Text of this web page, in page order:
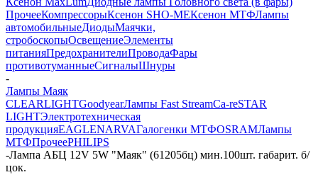
ПрочееКомпрессорыКсенон SHO-MEКсенон МТФЛампы
автомобильныеДиодыМаячки,
стробоскопыОсвещениеЭлементы
питанияПредохранителиПроводаФары
противотуманныеСигналыШнуры
-
Лампы Маяк
CLEARLIGHTGoodyearЛампы Fast StreamCa-reSTAR
LIGHTЭлектротехническая
продукцияEAGLENARVAГалогенки МТФOSRAMЛампы
МТФПрочееPHILIPS
-Лампа АБЦ 12V 5W "Маяк" (61205бц) мин.100шт. габарит. б/
цок.